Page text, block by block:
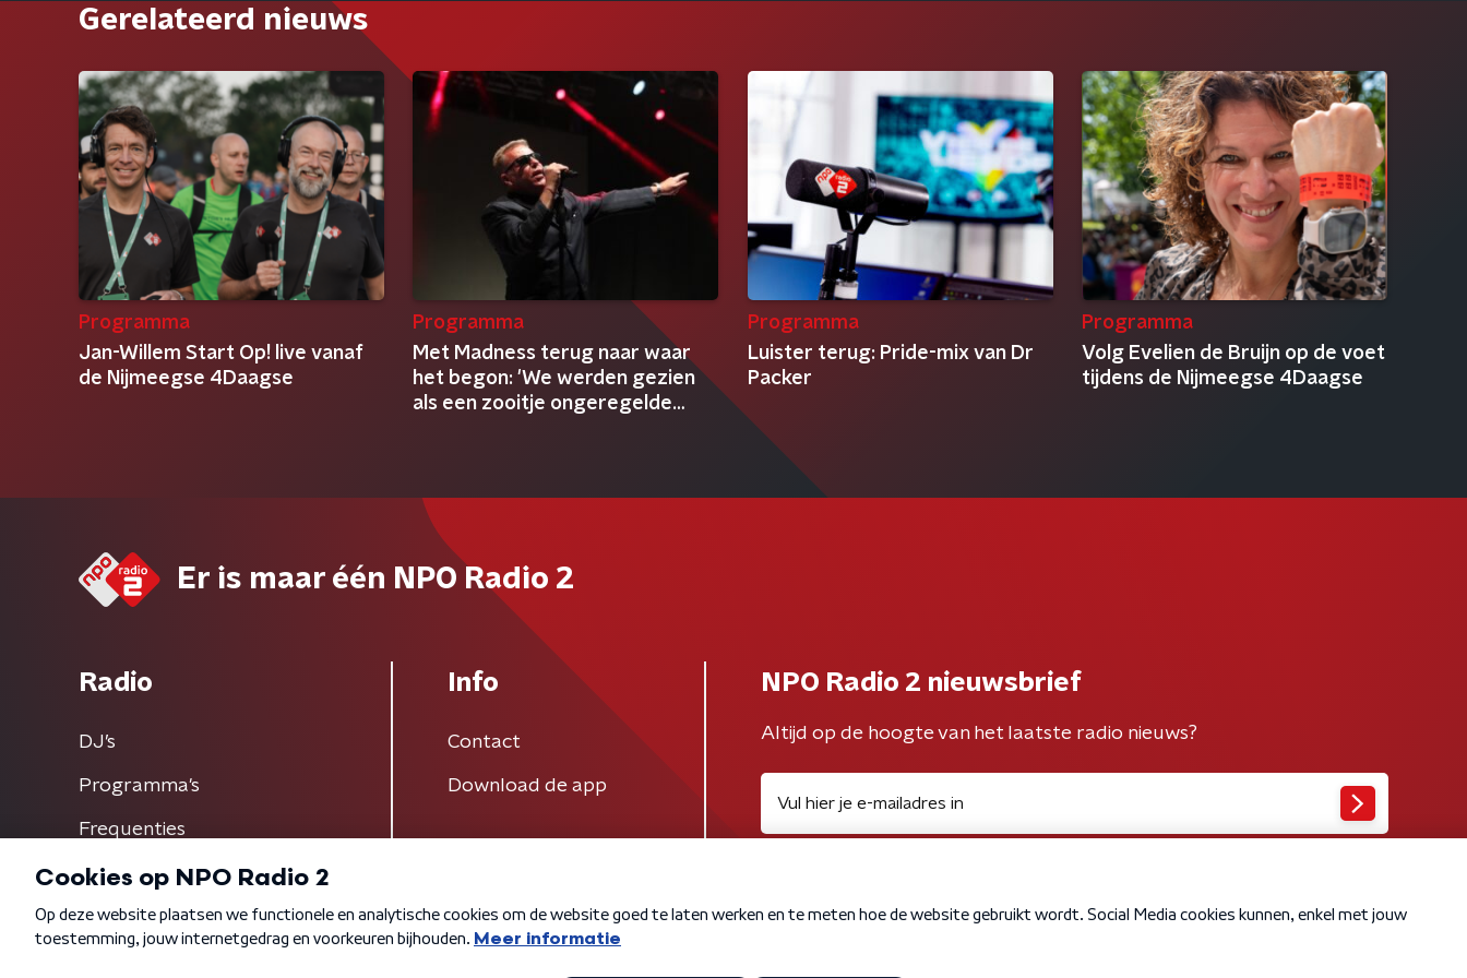
Gerelateerd nieuws
Programma
Jan-Willem Start Op! live vanaf
de Nijmeegse 4Daagse
Programma
Met Madness terug naar waar
het begon: 'We werden gezien
als een zooitje ongeregelde
Programma
Luister terug: Pride-mix van Dr
Packer
Programma
Volg Evelien de Bruijn op de voet
tijdens de Nijmeegse 4Daagse
Er is maar één NPO Radio 2
Radio
DJ’s
Programma's
Frequenties
Info
Contact
Download de app
NPO Radio 2 nieuwsbrief
Altijd op de hoogte van het laatste radio nieuws?
Algemene voorwaarden Privacybeleid